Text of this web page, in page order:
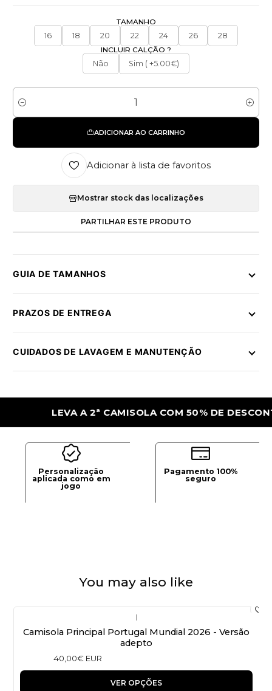
TAMANHO
16
18 20 22 24 26
28
INCLUIR CALÇÃO ?
Não
Sim ( +5.00€)
Quantidade
ADICIONAR AO CARRINHO
Adicionar à lista de favoritos
Mostrar stock das localizações
PARTILHAR ESTE PRODUTO
GUIA DE TAMANHOS
PRAZOS DE ENTREGA
CUIDADOS DE LAVAGEM E MANUTENÇÃO
LEVA A 2ª CAMISOLA COM 50% DE DESCONTO
Personalização
aplicada como em
jogo
Pagamento 100%
seguro
You may also like
Camisola Principal Portugal Mundial 2026 - Versão
adepto
40,00€ EUR
VER OPÇÕES